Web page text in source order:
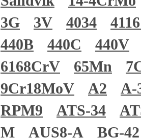
3G
3V 4034
440B
440C
440V
6168CrV
65Mn
9Cr18MoV
A2
A-
RPM9
ATS-34
M
AUS8-A
BG-42